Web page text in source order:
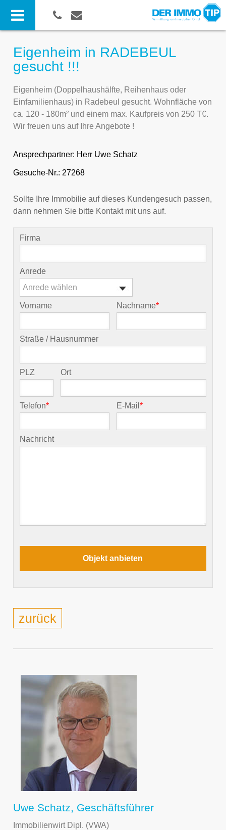
Eigenheim in RADEBEUL
gesucht !!!
Eigenheim (Doppelhaushälfte, Reihenhaus oder
Einfamilienhaus) in Radebeul gesucht. Wohnfläche von
ca. 120 - 180m² und einem max. Kaufpreis von 250 T€.
Wir freuen uns auf Ihre Angebote !
Ansprechpartner: Herr Uwe Schatz
Gesuche-Nr.: 27268
Sollte Ihre Immobilie auf dieses Kundengesuch passen,
dann nehmen Sie bitte Kontakt mit uns auf.
Firma
Anrede
Anrede wählen
Vorname Nachname*
Straße / Hausnummer
PLZ Ort
Telefon* E-Mail*
Nachricht
zurück
Uwe Schatz, Geschäftsführer
Immobilienwirt Dipl. (VWA)